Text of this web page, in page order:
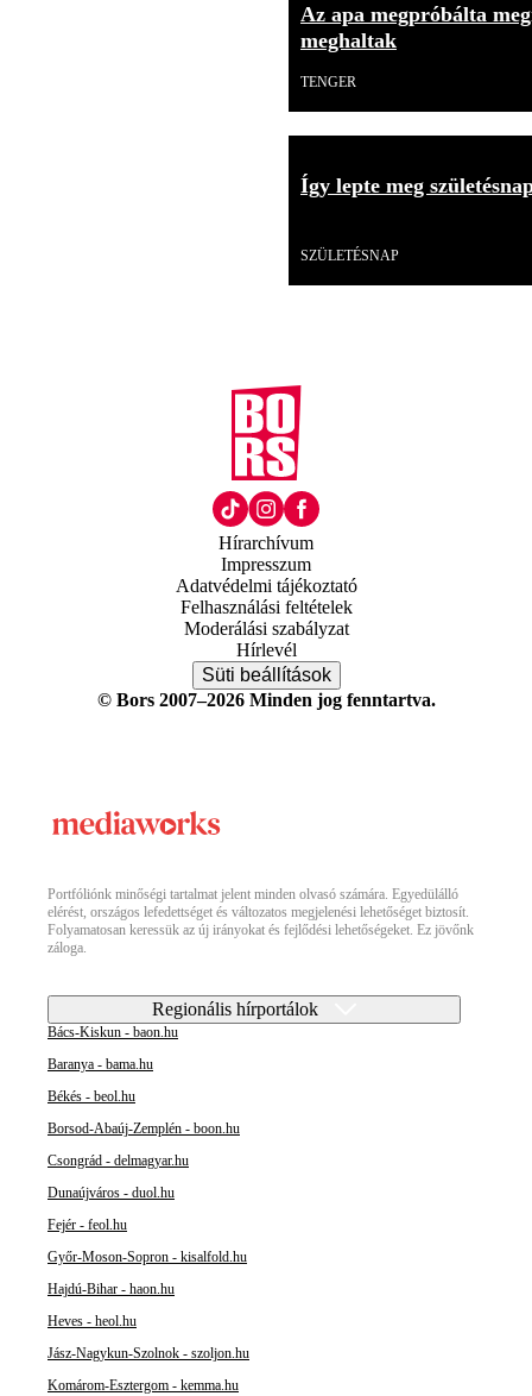
Az apa megpróbálta
meghaltak
TENGER
Így lepte meg
SZÜLETÉSNAP
Hírarchívum
Impresszum
Adatvédelmi tájékoztató
Felhasználási feltételek
Moderálási szabályzat
Hírlevél
Süti beállítások
© Bors 2007–2026 Minden jog fenntartva.
Portfóliónk minőségi tartalmat jelent minden olvasó számára. Egyedülálló
elérést, országos lefedettséget és változatos megjelenési lehetőséget biztosít.
Folyamatosan keressük az új irányokat és fejlődési lehetőségeket. Ez jövőnk
záloga.
Regionális hírportálok
Bács-Kiskun - baon.hu
Baranya - bama.hu
Békés - beol.hu
Borsod-Abaúj-Zemplén - boon.hu
Csongrád - delmagyar.hu
Dunaújváros - duol.hu
Fejér - feol.hu
Győr-Moson-Sopron - kisalfold.hu
Hajdú-Bihar - haon.hu
Heves - heol.hu
Jász-Nagykun-Szolnok - szoljon.hu
Komárom-Esztergom - kemma.hu